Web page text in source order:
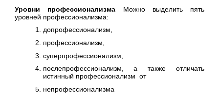
Уровни профессионализма Можно выделить пять
уровней профессионализма:
допрофессионализм,
профессионализм,
суперпрофессионализм,
послепрофессионализм, а также отличать
истинный профессионализм от
непрофессионализма